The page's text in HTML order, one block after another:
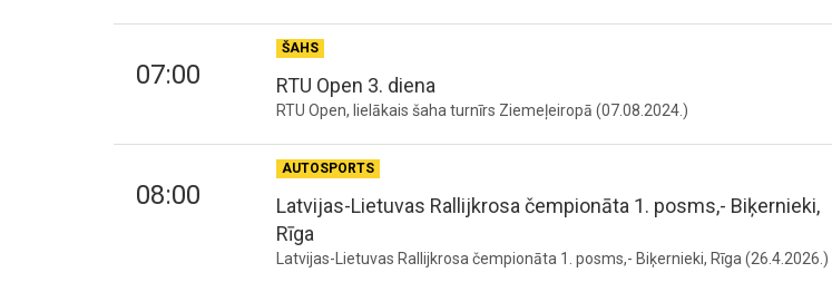
07:00
ŠAHS
RTU Open 3. diena
RTU Open, lielākais šaha turnīrs Ziemeļeiropā (07.08.2024.)
08:00
AUTOSPORTS
Latvijas-Lietuvas Rallijkrosa čempionāta 1. posms,- Biķernieki,
Rīga
Latvijas-Lietuvas Rallijkrosa čempionāta 1. posms,- Biķernieki, Rīga (26.4.2026.)